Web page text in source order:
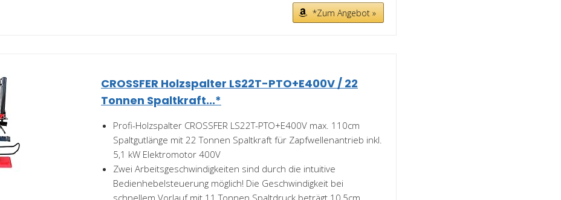
*Zum Angebot »
CROSSFER Holzspalter LS22T-PTO+E400V / 22
Tonnen Spaltkraft...*
Profi-Holzspalter CROSSFER LS22T-PTO+E400V max. 110cm
Spaltgutlänge mit 22 Tonnen Spaltkraft für Zapfwellenantrieb inkl.
5,1 kW Elektromotor 400V
Zwei Arbeitsgeschwindigkeiten sind durch die intuitive
Bedienhebelsteuerung möglich! Die Geschwindigkeit bei
schnellem Vorlauf mit 11 Tonnen Spaltdruck beträgt 10,5cm...